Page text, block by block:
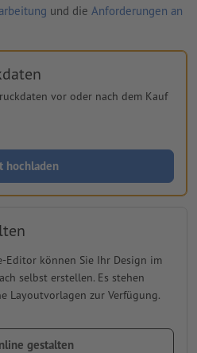
und die Anforderungen an
vor oder nach dem Kauf
hochladen
Editor können Sie Ihr Design im
selbst erstellen. Es stehen
Layoutvorlagen zur Verfügung.
gestalten